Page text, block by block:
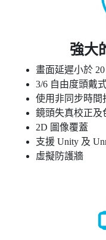
強大
畫面延遲小於
3/6 自由度頭戴
使用非同步時間
鏡頭失真校正及
2D 圖像覆蓋
支援 Unity 及
虛擬防護牆